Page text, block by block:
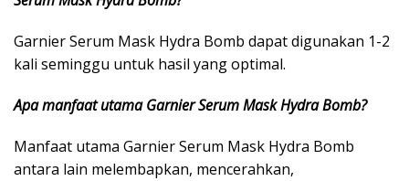
Garnier Serum Mask Hydra Bomb dapat digunakan 1-2
kali seminggu untuk hasil yang optimal.
Apa manfaat utama Garnier Serum Mask Hydra Bomb?
Manfaat utama Garnier Serum Mask Hydra Bomb
antara lain melembapkan, mencerahkan,